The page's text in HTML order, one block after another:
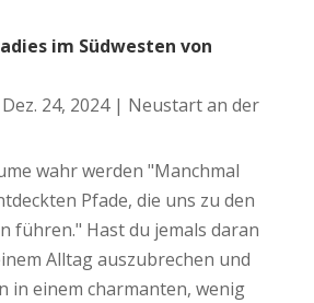
im Südwesten von
Dez. 24, 2024| Neustart an der
wahr werden "Manchmal
Pfade, die uns zu den
führen." Hast du jemals daran
Alltag auszubrechen und
in einem charmanten, wenig